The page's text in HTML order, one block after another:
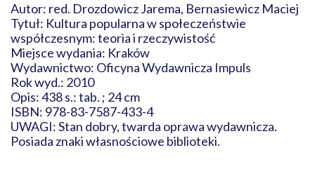
Autor: red. Drozdowicz Jarema, Bernasiewicz Maciej
Tytuł: Kultura popularna w społeczeństwie
współczesnym: teoria i rzeczywistość
Miejsce wydania: Kraków
Wydawnictwo: Oficyna Wydawnicza Impuls
Rok wyd.: 2010
Opis: 438 s.: tab. ; 24 cm
ISBN: 978-83-7587-433-4
UWAGI: Stan dobry, twarda oprawa wydawnicza.
Posiada znaki własnościowe biblioteki.